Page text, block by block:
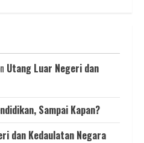
Utang Luar Negeri dan
Sampai Kapan?
dan Kedaulatan Negara